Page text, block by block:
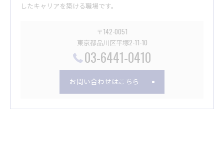
したキャリアを築ける職場です。
〒142-0051
東京都品川区平塚2-11-10
03-6441-0410
お問い合わせはこちら